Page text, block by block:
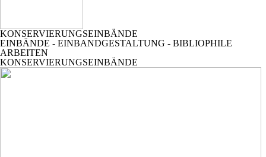
KONSERVIERUNGSEINBÄNDE
EINBÄNDE - EINBANDGESTALTUNG - BIBLIOPHILE
ARBEITEN
KONSERVIERUNGSEINBÄNDE